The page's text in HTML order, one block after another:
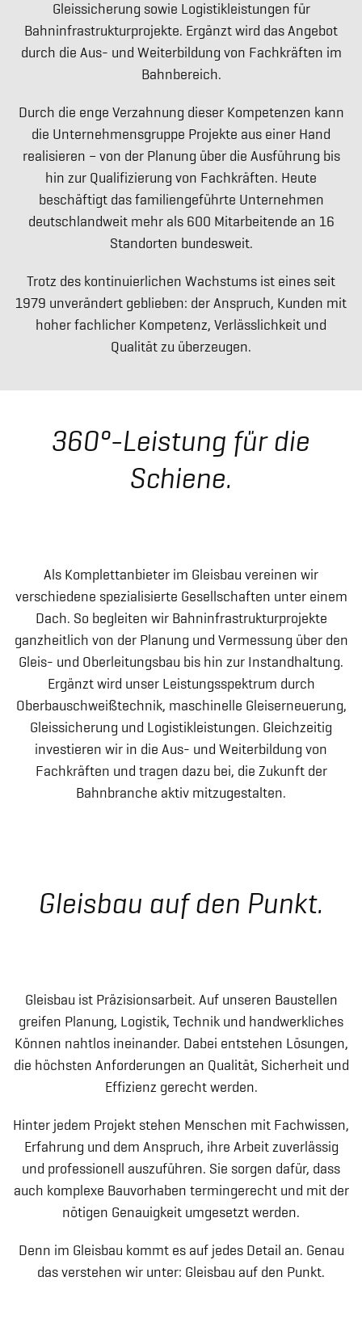
Gleissicherung sowie Logistikleistungen für
Bahninfrastrukturprojekte. Ergänzt wird das Angebot
durch die Aus- und Weiterbildung von Fachkräften im
Bahnbereich.
Durch die enge Verzahnung dieser Kompetenzen kann
die Unternehmensgruppe Projekte aus einer Hand
realisieren – von der Planung über die Ausführung bis
hin zur Qualifizierung von Fachkräften. Heute
beschäftigt das familiengeführte Unternehmen
deutschlandweit mehr als 600 Mitarbeitende an 16
Standorten bundesweit.
Trotz des kontinuierlichen Wachstums ist eines seit
1979 unverändert geblieben: der Anspruch, Kunden mit
hoher fachlicher Kompetenz, Verlässlichkeit und
Qualität zu überzeugen.
360°-Leistung für die
Schiene.
Als Komplettanbieter im Gleisbau vereinen wir
verschiedene spezialisierte Gesellschaften unter einem
Dach. So begleiten wir Bahninfrastrukturprojekte
ganzheitlich von der Planung und Vermessung über den
Gleis- und Oberleitungsbau bis hin zur Instandhaltung.
Ergänzt wird unser Leistungsspektrum durch
Oberbauschweißtechnik, maschinelle Gleiserneuerung,
Gleissicherung und Logistikleistungen. Gleichzeitig
investieren wir in die Aus- und Weiterbildung von
Fachkräften und tragen dazu bei, die Zukunft der
Bahnbranche aktiv mitzugestalten.
Gleisbau auf den Punkt.
Gleisbau ist Präzisionsarbeit. Auf unseren Baustellen
greifen Planung, Logistik, Technik und handwerkliches
Können nahtlos ineinander. Dabei entstehen Lösungen,
die höchsten Anforderungen an Qualität, Sicherheit und
Effizienz gerecht werden.
Hinter jedem Projekt stehen Menschen mit Fachwissen,
Erfahrung und dem Anspruch, ihre Arbeit zuverlässig
und professionell auszuführen. Sie sorgen dafür, dass
auch komplexe Bauvorhaben termingerecht und mit der
nötigen Genauigkeit umgesetzt werden.
Denn im Gleisbau kommt es auf jedes Detail an. Genau
das verstehen wir unter: Gleisbau auf den Punkt.